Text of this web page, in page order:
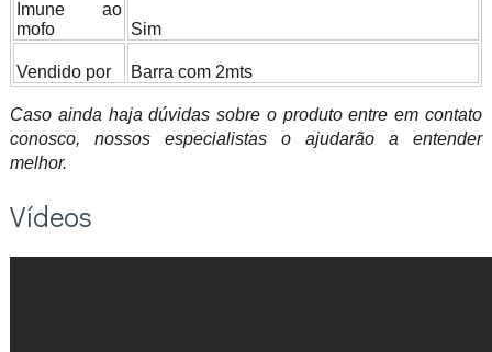
Imune ao
mofo
Sim
Vendido por Barra com 2mts
Caso ainda haja dúvidas sobre o produto entre em contato
conosco, nossos especialistas o ajudarão a entender
melhor.
Vídeos